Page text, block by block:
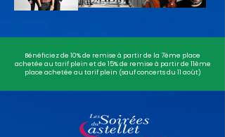
Bénéficiez de 10% de remise à partir de la 7ème place
achetée au tarif plein et de 15% de remise à partir de 11ème
place achetée au tarif plein (sauf concerts du 11 août)